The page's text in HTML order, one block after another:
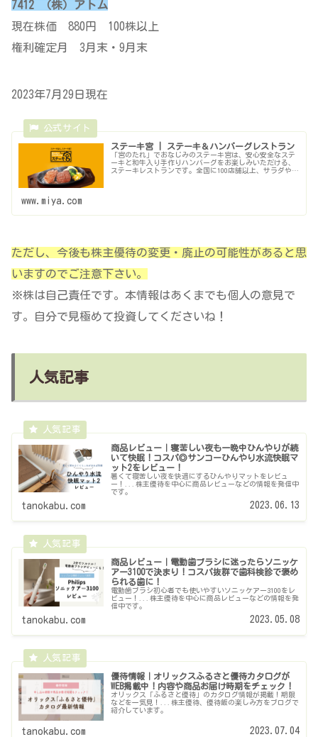
7412 （株）アトム
現在株価 880 円 100株以上
権利確定月 3月末・9月末
2023年7月29日現在
ステーキ宮 | ステーキ＆ハンバーグレストラン
「宮のたれ」でおなじみのステーキ宮は、安心安全なステ
ーキと和牛入り手作りハンバーグをお楽しみいただける、
ステーキレストランです。全国に100店舗以上、サラダやデ
www.miya.com
ただし、今後も株主優待の変更・廃止の可能性があると思
いますのでご注意下さい。
※株は自己責任です。本情報はあくまでも個人の意見で
す。自分で見極めて投資してくださいね！
人気記事
商品レビュー｜寝苦しい夜も一晩中ひんやりが続
いて快眠！コスパ◎サンコーひんやり水流快眠マ
ット2をレビュー！
暑くて寝苦しい夜を快適にするひんやりマットをレビュ
ー！...株主優待を中心に商品レビューなどの情報を発信中
です。
tanokabu.com 2023.06.13
商品レビュー｜電動歯ブラシに迷ったらソニッケ
アー3100で決まり！コスパ抜群で歯科検診で褒め
られる歯に！
電動歯ブラシ初心者でも使いやすいソニッケアー3100をレ
ビュー！...株主優待を中心に商品レビューなどの情報を発
信中です。
tanokabu.com 2023.05.08
優待情報｜オリックスふるさと優待カタログが
WEB掲載中！内容や商品お届け時期をチェック！
オリックス「ふるさと優待」のカタログ情報が掲載！期限
などを一気見！...株主優待、優待飯の楽しみ方をブログで
紹介しています。
tanokabu.com 2023.07.04